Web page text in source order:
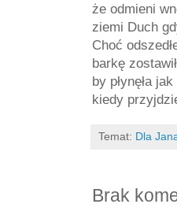
że odmieni
ziemi Duch
Choć
barkę
by płynęła
kiedy
Temat: Dla
Brak